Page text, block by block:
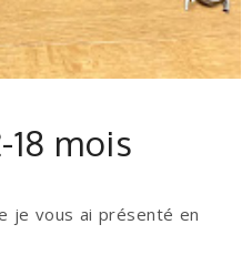
18 mois
je vous ai présenté en